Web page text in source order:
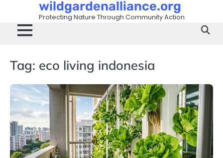
content
wildgardenalliance.org
Protecting Nature Through Community Action
Tag: eco living indonesia